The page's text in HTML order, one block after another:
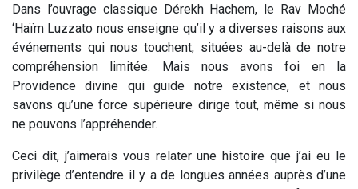
Dans l’ouvrage classique Dérekh Hachem, le Rav Moché
‘Haïm Luzzato nous enseigne qu’il y a diverses raisons aux
événements qui nous touchent, situées au-delà de notre
compréhension limitée. Mais nous avons foi en la
Providence divine qui guide notre existence, et nous
savons qu’une force supérieure dirige tout, même si nous
ne pouvons l’appréhender.
Ceci dit, j’aimerais vous relater une histoire que j’ai eu le
privilège d’entendre il y a de longues années auprès d’une